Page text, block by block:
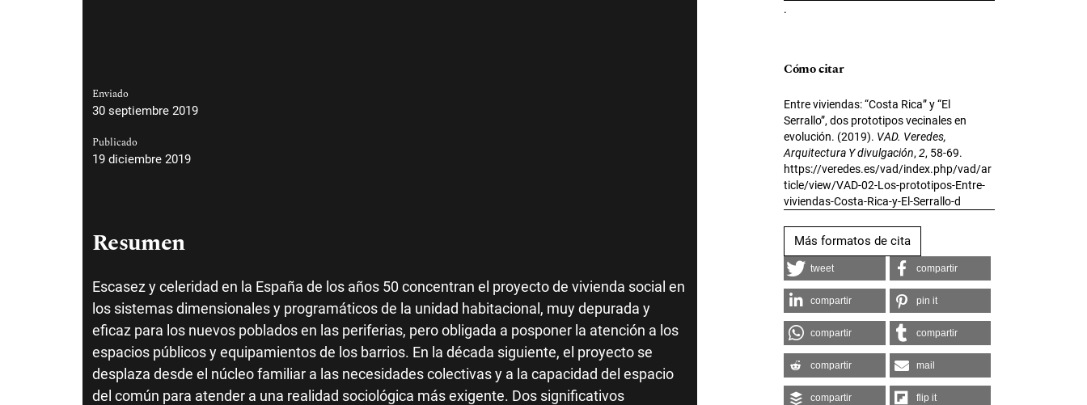
Enviado
30 septiembre 2019
Publicado
19 diciembre 2019
Resumen
Escasez y celeridad en la España de los años 50 concentran el proyecto de vivienda social en
los sistemas dimensionales y programáticos de la unidad habitacional, muy depurada y
eficaz para los nuevos poblados en las periferias, pero obligada a posponer la atención a los
espacios públicos y equipamientos de los barrios. En la década siguiente, el proyecto se
desplaza desde el núcleo familiar a las necesidades colectivas y a la capacidad del espacio
del común para atender a una realidad sociológica más exigente. Dos significativos
.
Cómo citar
Entre viviendas: “Costa Rica” y “El
Serrallo”, dos prototipos vecinales en
evolución. (2019). VAD. Veredes,
Arquitectura Y divulgación,2, 58-69.
https://veredes.es/vad/index.php/vad/ar
ticle/view/VAD-02-Los-prototipos-Entre-
viviendas-Costa-Rica-y-El-Serrallo-d
Más formatos de cita
tweet compartir
compartir pin it
compartir compartir
compartir mail
compartir flip it